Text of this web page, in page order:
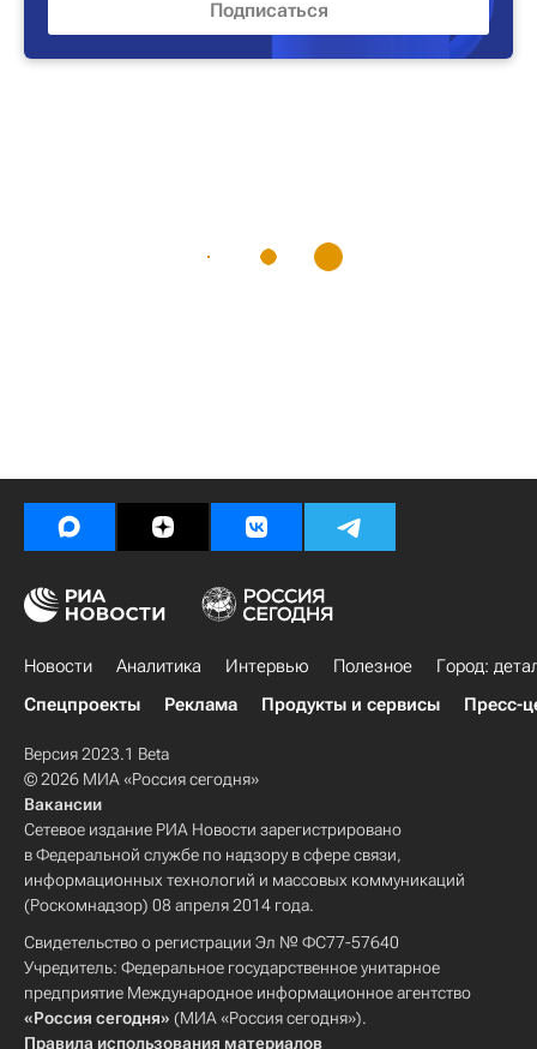
Новости Аналитика Интервью Полезное
Город:
Спецпроекты
Реклама Продукты и сервисы Пресс-
Версия 2023.1 Beta
© 2026 МИА «Россия сегодня»
Вакансии
Сетевое издание РИА Новости зарегистрировано
в Федеральной службе по надзору в сфере связи,
информационных технологий и массовых коммуникаций
(Роскомнадзор) 08 апреля 2014 года.
Свидетельство о регистрации Эл № ФС77-57640
Учредитель: Федеральное государственное унитарное
предприятие Международное информационное агентство
«Россия сегодня» (МИА «Россия сегодня»).
Правила использования материалов